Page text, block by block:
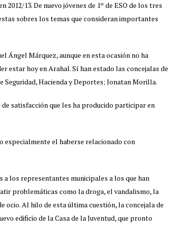
13. De nuevo jóvenes de 1º de ESO de los tres
sobres los temas que consideran importantes
Ángel Márquez, aunque en esta ocasión no ha
estar hoy en Arahal. Sí han estado las concejalas de
Seguridad, Hacienda y Deportes; Jonatan Morilla.
satisfacción que les ha producido participar en
especialmente el haberse relacionado con
los representantes municipales a los que han
problemáticas como la droga, el vandalismo, la
ocio. Al hilo de esta última cuestión, la concejala de
edificio de la Casa de la Juventud, que pronto